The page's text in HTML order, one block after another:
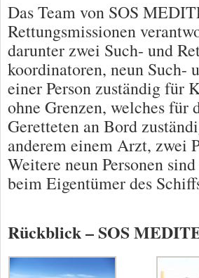
Das Team von SOS
Rettungsmissionen
darunter zwei Such- und
koordinatoren, neun Such-
einer Person zuständig für
ohne Grenzen, welches für
Geretteten an Bord
anderem einem Arzt, zwei
Weitere neun Personen
beim Eigentümer des
Rückblick – SOS